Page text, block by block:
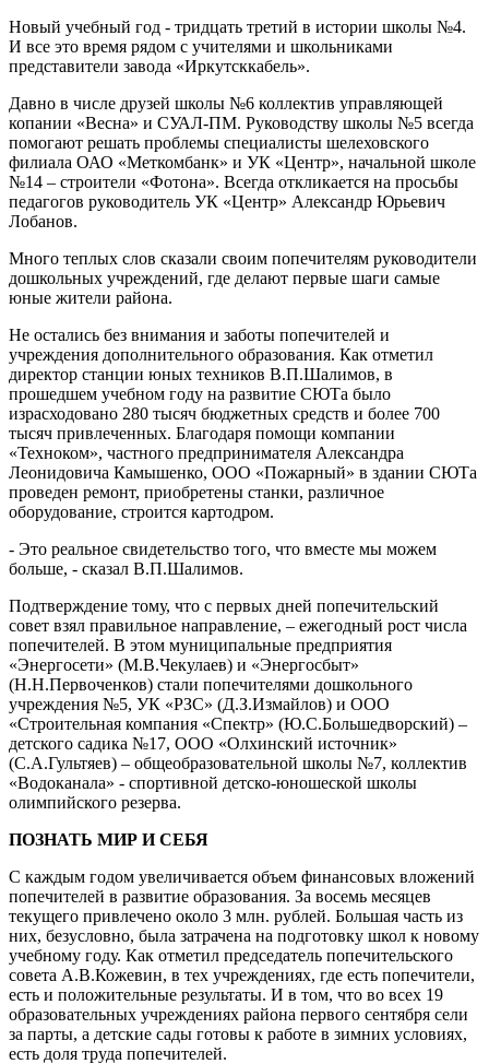
Новый учебный год - тридцать третий в истории школы №4.
И все это время рядом с учителями и школьниками
представители завода «Иркутсккабель».
Давно в числе друзей школы №6 коллектив управляющей
копании «Весна» и СУАЛ-ПМ. Руководству школы №5 всегда
помогают решать проблемы специалисты шелеховского
филиала ОАО «Меткомбанк» и УК «Центр», начальной школе
№14 – строители «Фотона». Всегда откликается на просьбы
педагогов руководитель УК «Центр» Александр Юрьевич
Лобанов.
Много теплых слов сказали своим попечителям руководители
дошкольных учреждений, где делают первые шаги самые
юные жители района.
Не остались без внимания и заботы попечителей и
учреждения дополнительного образования. Как отметил
директор станции юных техников В.П.Шалимов, в
прошедшем учебном году на развитие СЮТа было
израсходовано 280 тысяч бюджетных средств и более 700
тысяч привлеченных. Благодаря помощи компании
«Техноком», частного предпринимателя Александра
Леонидовича Камышенко, ООО «Пожарный» в здании СЮТа
проведен ремонт, приобретены станки, различное
оборудование, строится картодром.
- Это реальное свидетельство того, что вместе мы можем
больше, - сказал В.П.Шалимов.
Подтверждение тому, что с первых дней попечительский
совет взял правильное направление, – ежегодный рост числа
попечителей. В этом муниципальные предприятия
«Энергосети» (М.В.Чекулаев) и «Энергосбыт»
(Н.Н.Первоченков) стали попечителями дошкольного
учреждения №5, УК «РЗС» (Д.З.Измайлов) и ООО
«Строительная компания «Спектр» (Ю.С.Большедворский) –
детского садика №17, ООО «Олхинский источник»
(С.А.Гультяев) – общеобразовательной школы №7, коллектив
«Водоканала» - спортивной детско-юношеской школы
олимпийского резерва.
ПОЗНАТЬ МИР И СЕБЯ
С каждым годом увеличивается объем финансовых вложений
попечителей в развитие образования. За восемь месяцев
текущего привлечено около 3 млн. рублей. Большая часть из
них, безусловно, была затрачена на подготовку школ к новому
учебному году. Как отметил председатель попечительского
совета А.В.Кожевин, в тех учреждениях, где есть попечители,
есть и положительные результаты. И в том, что во всех 19
образовательных учреждениях района первого сентября сели
за парты, а детские сады готовы к работе в зимних условиях,
есть доля труда попечителей.